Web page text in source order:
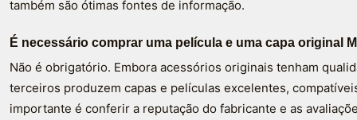
também são ótimas fontes de informação.
É necessário comprar uma película e uma capa original
Não é obrigatório. Embora acessórios originais tenham
terceiros produzem capas e películas excelentes,
importante é conferir a reputação do fabricante e as